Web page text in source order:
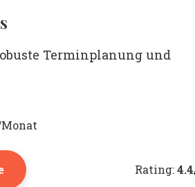
Terminplanung und
Rating: